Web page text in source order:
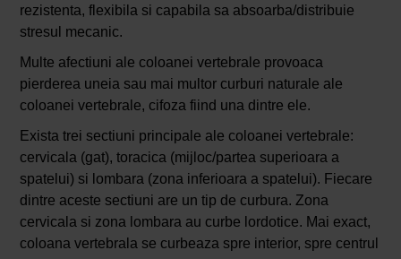
rezistenta, flexibila si capabila sa absoarba/distribuie
stresul mecanic.
Multe afectiuni ale coloanei vertebrale provoaca
pierderea uneia sau mai multor curburi naturale ale
coloanei vertebrale, cifoza fiind una dintre ele.
Exista trei sectiuni principale ale coloanei vertebrale:
cervicala (gat), toracica (mijloc/partea superioara a
spatelui) si lombara (zona inferioara a spatelui). Fiecare
dintre aceste sectiuni are un tip de curbura. Zona
cervicala si zona lombara au curbe lordotice. Mai exact,
coloana vertebrala se curbeaza spre interior, spre centrul